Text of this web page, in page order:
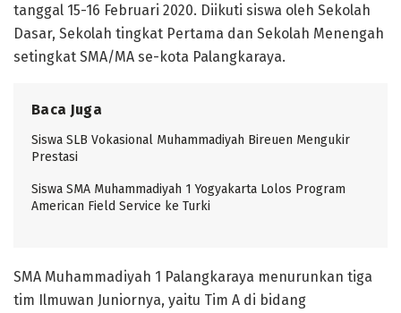
tanggal 15-16 Februari 2020. Diikuti siswa oleh Sekolah
Dasar, Sekolah tingkat Pertama dan Sekolah Menengah
setingkat SMA/MA se-kota Palangkaraya.
Baca Juga
Siswa SLB Vokasional Muhammadiyah Bireuen Mengukir
Prestasi
Siswa SMA Muhammadiyah 1 Yogyakarta Lolos Program
American Field Service ke Turki
SMA Muhammadiyah 1 Palangkaraya menurunkan tiga
tim Ilmuwan Juniornya, yaitu Tim A di bidang